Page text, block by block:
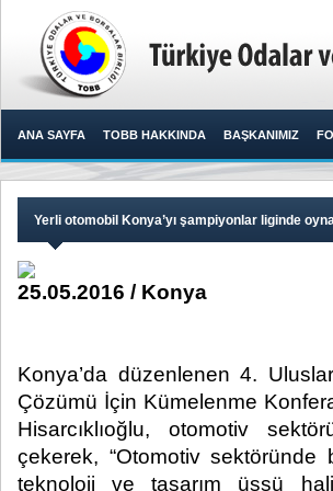
ANA SAYFA TOBB HAKKINDA BAŞKANIMIZ
Yerli otomobil Konya’yı şampiyonlar liginde
25.05.2016 / Konya
Konya’da düzenlenen 4.
Çözümü İçin Kümelenme
Hisarcıklıoğlu, otomotiv
çekerek, “Otomotiv
teknoloji ve tasarım üssü